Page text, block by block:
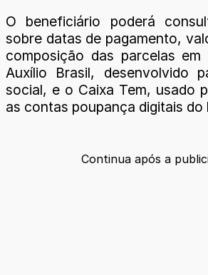
O beneficiário poderá
sobre datas de pagamento,
composição das parcelas em
Auxílio Brasil, desenvolvido
social, e o Caixa Tem, usado
as contas poupança digitais do
Continua após a